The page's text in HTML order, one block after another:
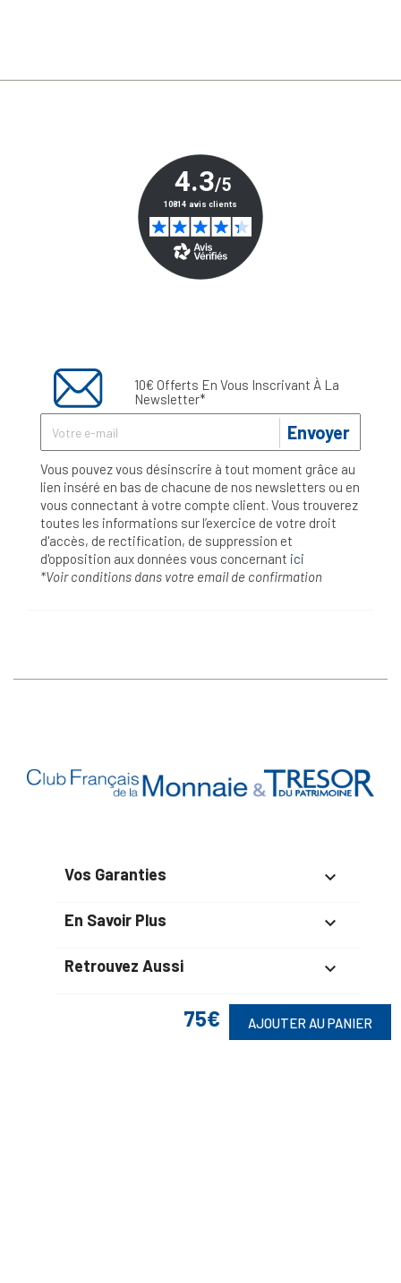
75€ AJOUTER AU PANIER
10€ Offerts En Vous Inscrivant À La
Newsletter*
Envoyer
Vous pouvez vous désinscrire à tout moment grâce au
lien inséré en bas de chacune de nos newsletters ou en
vous connectant à votre compte client. Vous trouverez
toutes les informations sur l’exercice de votre droit
d'accès, de rectification, de suppression et
d'opposition aux données vous concernant ici
*Voir conditions dans votre email de confirmation
Vos Garanties 
En Savoir Plus 
Retrouvez Aussi 